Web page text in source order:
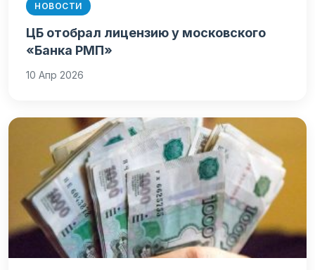
НОВОСТИ
ЦБ отобрал лицензию у московского
«Банка РМП»
10 Апр 2026